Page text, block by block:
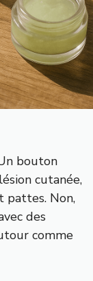
bouton
cutanée,
pattes. Non,
des
comme